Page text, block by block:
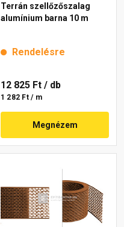
Terrán szellőzőszalag
alumínium barna 10 m
Rendelésre
12 825 Ft / db
1 282 Ft / m
Megnézem